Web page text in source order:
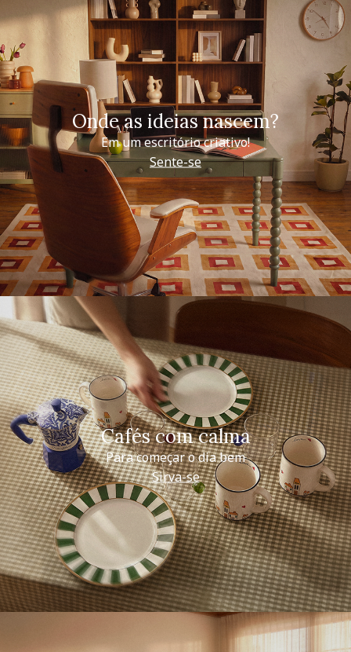
Onde as ideias nascem?
Em um escritório criativo!
Sente-se
Cafés com calma
Para começar o dia bem
Sirva-se